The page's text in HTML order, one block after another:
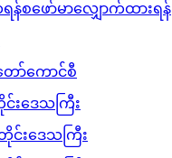
န်စဖော်မာလျှောက်ထားရန်
ော်ကောင်စီ
းဒေသကြီး
တိုင်းဒေသကြီး